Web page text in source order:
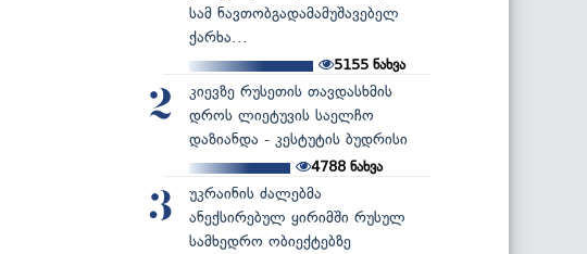
სამ ნავთობგადამამუშავებელ
ქარხა...
5155 ნახვა
2
კიევზე რუსეთის თავდასხმის
დროს ლიეტუვის საელჩო
დაზიანდა - კესტუტის ბუდრისი
4788 ნახვა
3
უკრაინის ძალებმა
ანექსირებულ ყირიმში რუსულ
სამხედრო ობიექტებზე